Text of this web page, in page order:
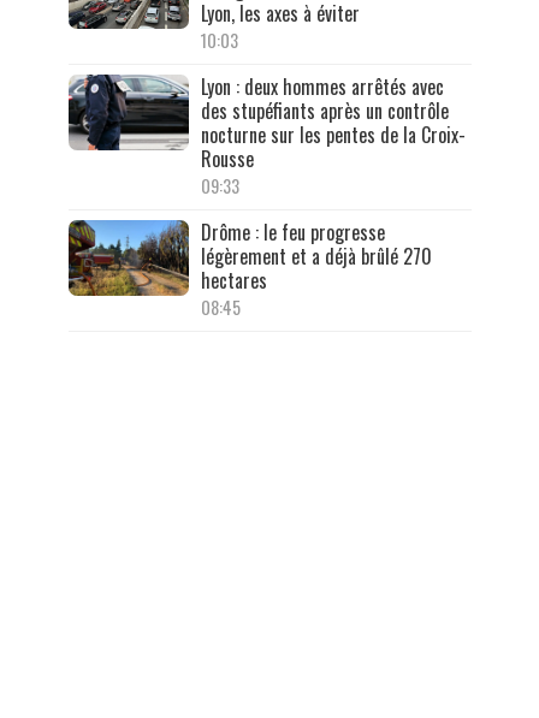
Lyon, les axes à éviter
10:03
Lyon : deux hommes arrêtés avec
des stupéfiants après un contrôle
nocturne sur les pentes de la Croix-
Rousse
09:33
Drôme : le feu progresse
légèrement et a déjà brûlé 270
hectares
08:45